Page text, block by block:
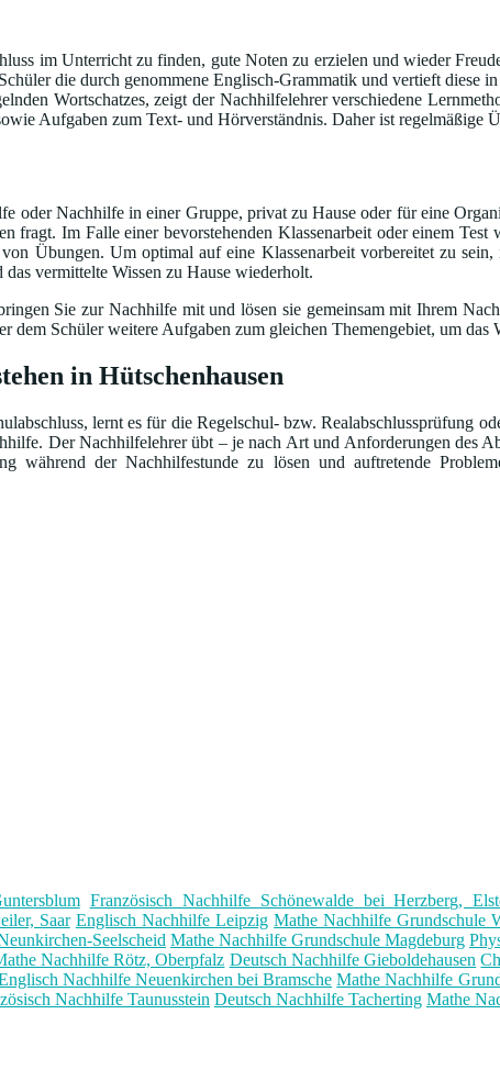
im Unterricht zu finden, gute Noten zu erzielen und wieder
die durch genommene Englisch-Grammatik und vertieft
Wortschatzes, zeigt der Nachhilfelehrer verschiedene
Aufgaben zum Text- und Hörverständnis. Daher ist regelmäßige
Nachhilfe in einer Gruppe, privat zu Hause oder für eine
fragt. Im Falle einer bevorstehenden Klassenarbeit oder einem
Übungen. Um optimal auf eine Klassenarbeit vorbereitet zu
vermittelte Wissen zu Hause wiederholt.
Sie zur Nachhilfe mit und lösen sie gemeinsam mit Ihrem
Schüler weitere Aufgaben zum gleichen Themengebiet, um das
in Hütschenhausen
lernt es für die Regelschul- bzw. Realabschlussprüfung
Der Nachhilfelehrer übt – je nach Art und Anforderungen des
der Nachhilfestunde zu lösen und auftretende
Französisch Nachhilfe Schönewalde bei Herzberg,
Saar Englisch Nachhilfe Leipzig Mathe Nachhilfe Grundschule
Seelscheid Mathe Nachhilfe Grundschule Magdeburg
Nachhilfe Rötz, Oberpfalz Deutsch Nachhilfe Gieboldehausen
Nachhilfe Neuenkirchen bei Bramsche Mathe Nachhilfe
Nachhilfe Taunusstein Deutsch Nachhilfe Tacherting Mathe